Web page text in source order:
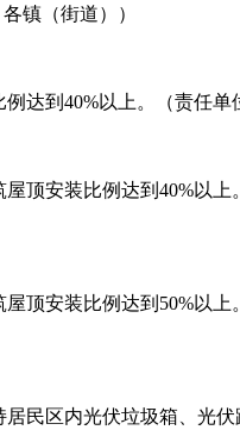
镇（街道））
达到40%以上。（责任单
顶安装比例达到40%以
顶安装比例达到50%以
民区内光伏垃圾箱、光